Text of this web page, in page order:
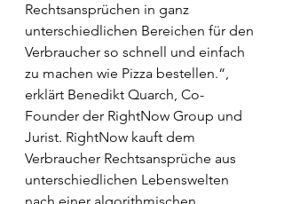
Rechtsansprüchen in ganz
unterschiedlichen Bereichen für den
Verbraucher so schnell und einfach
zu machen wie Pizza bestellen.“,
erklärt Benedikt Quarch, Co-
Founder der RightNow Group und
Jurist. RightNow kauft dem
Verbraucher Rechtsansprüche aus
unterschiedlichen Lebenswelten